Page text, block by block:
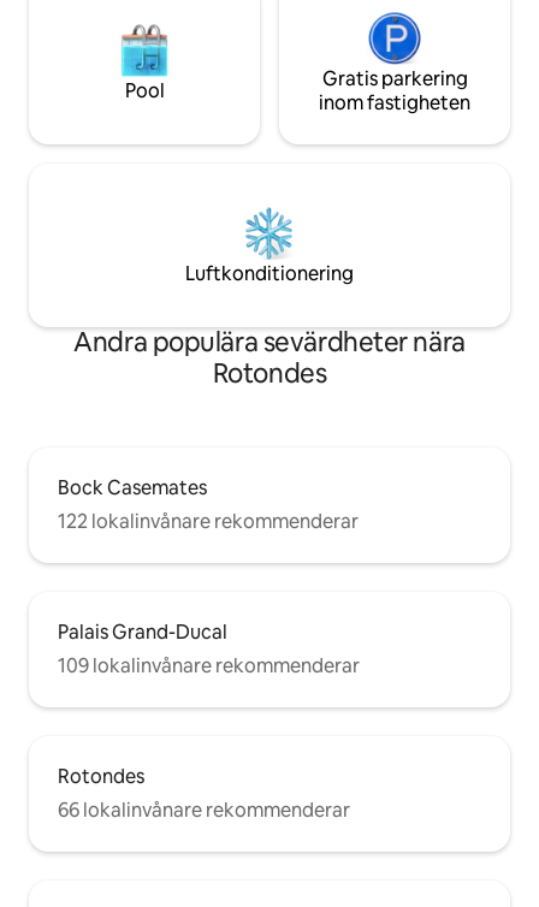
Pool
Gratis parkering
inom fastigheten
Luftkonditionering
Andra populära sevärdheter nära
Rotondes
Bock Casemates
122 lokalinvånare rekommenderar
Palais Grand-Ducal
109 lokalinvånare rekommenderar
Rotondes
66 lokalinvånare rekommenderar